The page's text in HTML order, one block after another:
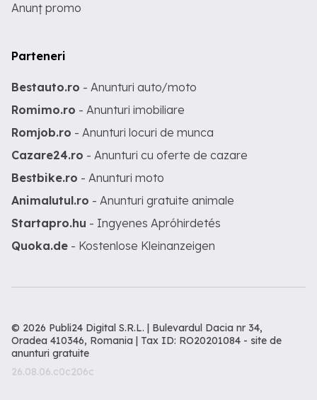
Anunț promo
Parteneri
Bestauto.ro - Anunturi auto/moto
Romimo.ro - Anunturi imobiliare
Romjob.ro - Anunturi locuri de munca
Cazare24.ro - Anunturi cu oferte de cazare
Bestbike.ro - Anunturi moto
Animalutul.ro - Anunturi gratuite animale
Startapro.hu - Ingyenes Apróhirdetés
Quoka.de - Kostenlose Kleinanzeigen
© 2026 Publi24 Digital S.R.L. | Bulevardul Dacia nr 34,
Oradea 410346, Romania | Tax ID: RO20201084 - site de
anunturi gratuite
26.08.06.c0c206c